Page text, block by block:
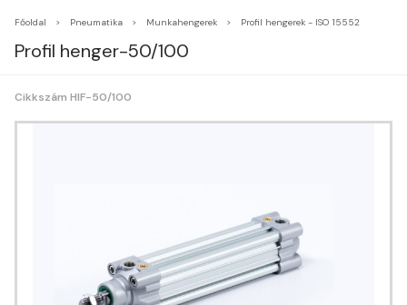
Főoldal Pneumatika Munkahengerek Profil hengerek - ISO 15552
Profil henger-50/100
Cikkszám HIF-50/100